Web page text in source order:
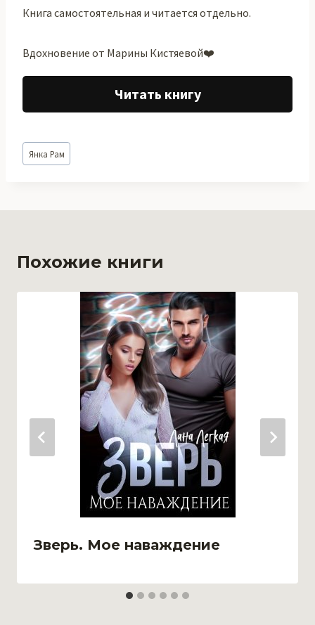
Книга самостоятельная и читается отдельно.
Вдохновение от Марины Кистяевой‍❤️‍
Читать книгу
Метки
записи:
Янка Рам
Похожие книги
Зверь. Мое наваждение